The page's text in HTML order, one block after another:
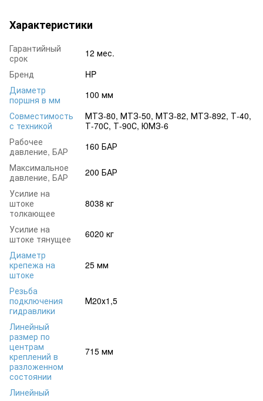
Характеристики
Гарантийный
срок
12 мес.
Бренд
HP
Диаметр
поршня в мм
100 мм
Совместимость
с техникой
МТЗ-80, МТЗ-50, МТЗ-82, МТЗ-892, Т-40,
Т-70С, Т-90С, ЮМЗ-6
Рабочее
давление, БАР
160 БАР
Максимальное
давление, БАР
200 БАР
Усилие на
штоке
толкающее
8038 кг
Усилие на
штоке тянущее
6020 кг
Диаметр
крепежа на
штоке
25 мм
Резьба
подключения
гидравлики
М20х1,5
Линейный
размер по
центрам
креплений в
разложенном
состоянии
715 мм
Линейный